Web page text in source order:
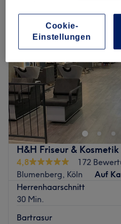
H&H Friseur & Kosmetik
4,8
172
Blumenberg, Köln
Auf
Herrenhaarschnitt
30 Min.
Bartrasur
Cookie-
Einstellungen